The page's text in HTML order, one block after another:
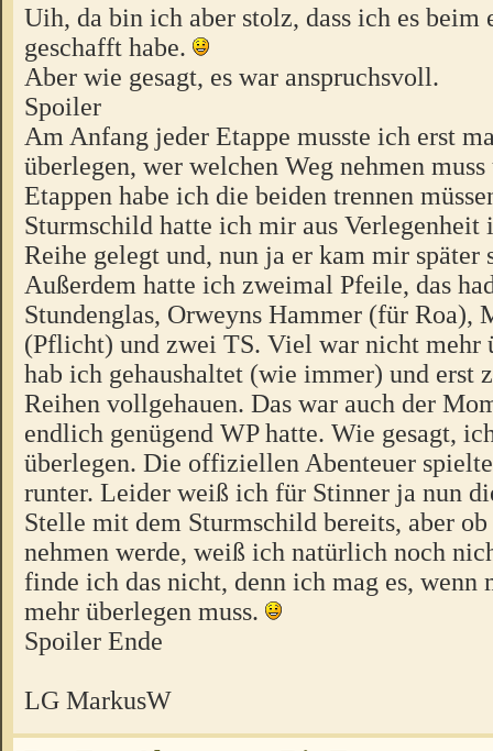
Uih, da bin ich aber stolz, dass ich es beim
geschafft habe.
Aber wie gesagt, es war anspruchsvoll.
Spoiler
Am Anfang jeder Etappe musste ich erst
überlegen, wer welchen Weg nehmen
Etappen habe ich die beiden trennen
Sturmschild hatte ich mir aus Verlegenheit
Reihe gelegt und, nun ja er kam mir später
Außerdem hatte ich zweimal Pfeile, das
Stundenglas, Orweyns Hammer (für Roa),
(Pflicht) und zwei TS. Viel war nicht
hab ich gehaushaltet (wie immer) und erst
Reihen vollgehauen. Das war auch der
endlich genügend WP hatte. Wie gesagt,
überlegen. Die offiziellen Abenteuer
runter. Leider weiß ich für Stinner ja nun
Stelle mit dem Sturmschild bereits, aber
nehmen werde, weiß ich natürlich noch
finde ich das nicht, denn ich mag es, wenn
mehr überlegen muss.
Spoiler Ende
LG MarkusW